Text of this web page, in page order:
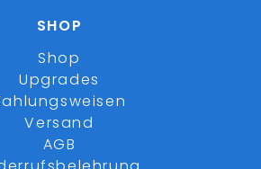
SHOP
Shop
Upgrades
Versand
AGB